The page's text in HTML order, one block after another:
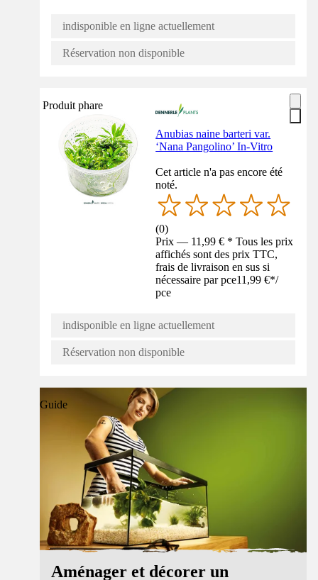
indisponible en ligne actuellement
Réservation non disponible
Produit phare
Anubias naine barteri var.
‘Nana Pangolino’ In-Vitro
Cet article n'a pas encore été
noté.
(0)
Prix — 11,99 € * Tous les prix
affichés sont des prix TTC,
frais de livraison en sus si
nécessaire par pce11,99 €*/
pce
indisponible en ligne actuellement
Réservation non disponible
Guide
Aménager et décorer un